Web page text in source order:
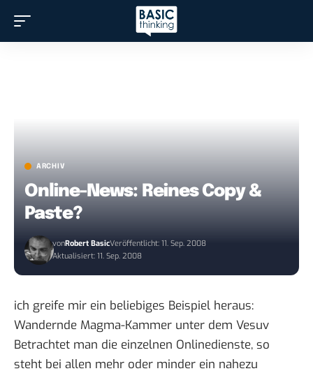
ARCHIV
Online-News: Reines Copy &
Paste?
vonRobert BasicVeröffentlicht: 11. Sep. 2008
Aktualisiert: 11. Sep. 2008
ich greife mir ein beliebiges Beispiel heraus:
Wandernde Magma-Kammer unter dem Vesuv
Betrachtet man die einzelnen Onlinedienste, so
steht bei allen mehr oder minder ein nahezu